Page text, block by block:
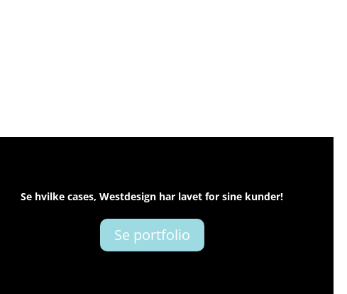
Se hvilke cases, Westdesign har lavet for sine kunder!
Se portfolio